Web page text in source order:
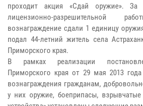
проходит акция «Сдай оружие».
лицензионно-разрешительной
вознаграждение сдали 1 единицу
подал 44-летний житель села
Приморского края.
В рамках реализации
Приморского края от 29 мая 2013
вознаграждения гражданам,
у них оружие, боеприпасы,